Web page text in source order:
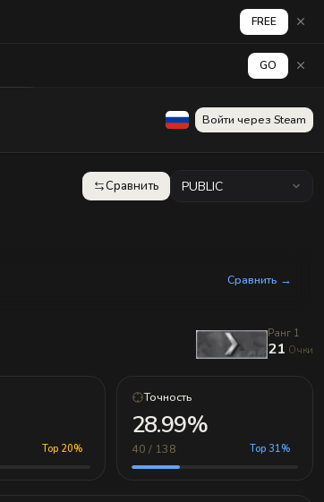
Войти через Steam
Сравнить PUBLIC
Сравнить →
Ранг 1
21 Очки
Top 20%
Точность
28.99%
40 / 138 Top 31%
FREE
GO